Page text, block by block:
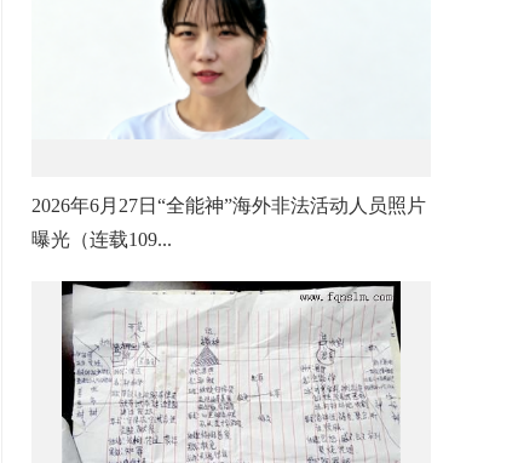
2026年6月27日“全能神”海外非法活动人员照片
曝光（连载109...